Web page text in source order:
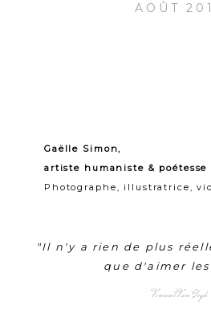
AOÛT
Gaëlle Simon,
artiste humaniste &
Photographe, illustratrice,
"Il n'y a rien de plus
que d'aimer les
Vincent Van Gogh